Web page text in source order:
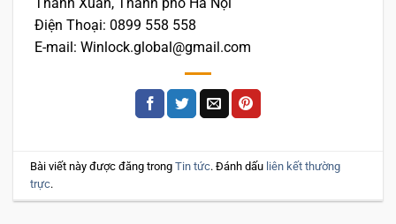
Điện Thoại: 0899 558 558
E-mail: Winlock.global@gmail.com
Bài viết này được đăng trongTin tức. Đánh dấu liên kết thường
trực.